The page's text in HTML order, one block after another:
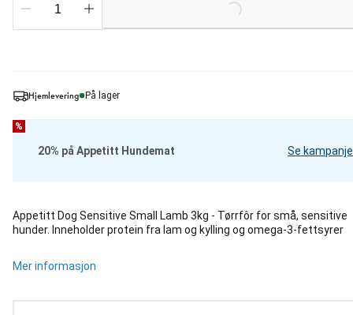
Hjemlevering På lager
%
20% på Appetitt Hundemat Se kampanje
Appetitt Dog Sensitive Small Lamb 3kg - Tørrfôr for små, sensitive
hunder. Inneholder protein fra lam og kylling og omega-3-fettsyrer
Mer informasjon
Loading...